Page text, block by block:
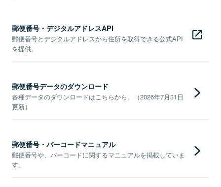
郵便番号・デジタルアドレスAPI
郵便番号とデジタルアドレスから住所を取得できる公式API
を提供。
郵便番号データのダウンロード
各種データのダウンロードはこちらから。（2026年7月31日
更新）
郵便番号・バーコードマニュアル
郵便番号や、バーコードに関するマニュアルを掲載していま
す。